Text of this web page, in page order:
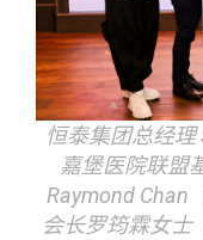
恒泰集团总经理
嘉堡医院联盟
Raymond Chan
会长罗筠霖女士